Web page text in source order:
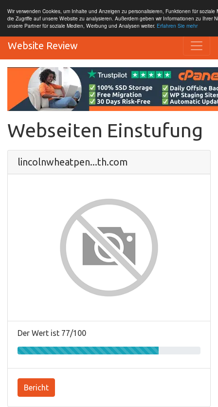
Wir verwenden Cookies, um Inhalte und Anzeigen zu personalisieren, Funktionen für
die Zugriffe auf unsere Website zu analysieren. Außerdem geben wir Informationen zu Ihrer
unsere Partner für soziale Medien, Werbung und Analysen weiter. Erfahren Sie mehr
Website Review
Webseiten Einstufung
lincolnwheatpen...th.com
Der Wert ist 77/100
Bericht